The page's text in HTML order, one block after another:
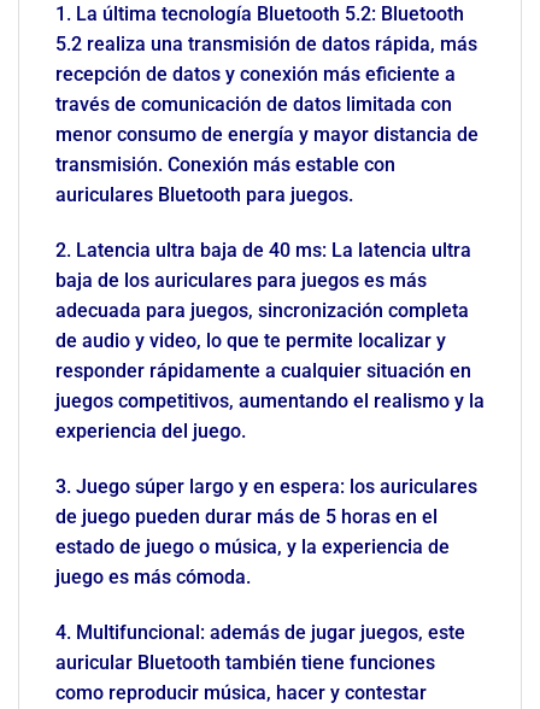
1. La última tecnología Bluetooth 5.2: Bluetooth
5.2 realiza una transmisión de datos rápida, más
recepción de datos y conexión más eficiente a
través de comunicación de datos limitada con
menor consumo de energía y mayor distancia de
transmisión. Conexión más estable con
auriculares Bluetooth para juegos.
2. Latencia ultra baja de 40 ms: La latencia ultra
baja de los auriculares para juegos es más
adecuada para juegos, sincronización completa
de audio y video, lo que te permite localizar y
responder rápidamente a cualquier situación en
juegos competitivos, aumentando el realismo y la
experiencia del juego.
3. Juego súper largo y en espera: los auriculares
de juego pueden durar más de 5 horas en el
estado de juego o música, y la experiencia de
juego es más cómoda.
4. Multifuncional: además de jugar juegos, este
auricular Bluetooth también tiene funciones
como reproducir música, hacer y contestar